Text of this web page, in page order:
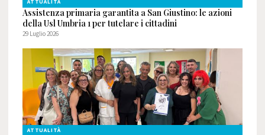
ATTUALITÀ
Assistenza primaria garantita a San Giustino: le azioni
della Usl Umbria 1 per tutelare i cittadini
29 Luglio 2026
ATTUALITÀ